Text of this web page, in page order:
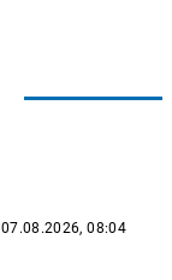
07.08.2026, 08:04